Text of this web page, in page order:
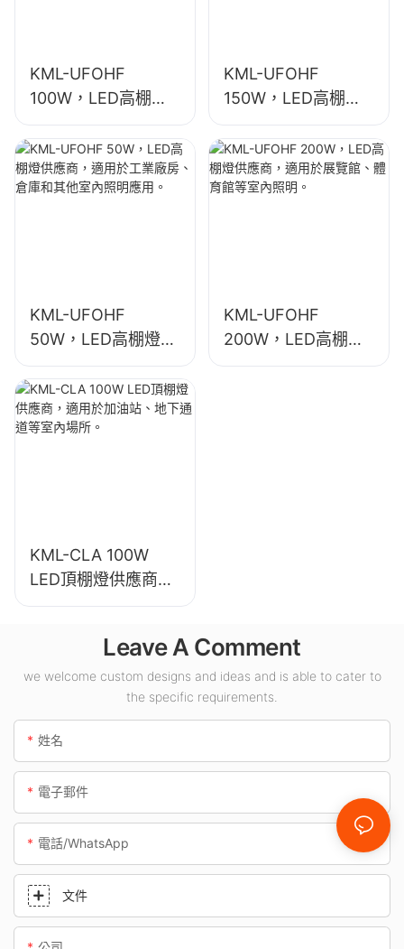
KML-UFOHF
100W，LED高棚燈
供應商，適用於工業
廠房、倉庫和其他室
內照明應用。
KML-UFOHF
150W，LED高棚燈
供應商，適用於工業
廠房、體育館等室內
照明。
KML-UFOHF
50W，LED高棚燈供
應商，適用於工業廠
房、倉庫和其他室內
照明應用。
KML-UFOHF
200W，LED高棚燈
供應商，適用於展覽
KML-CLA 100W
LED頂棚燈供應商，
適用於加油站、地下
Leave A Comment
we welcome custom designs and ideas and is able to cater to
the specific requirements.
姓名
電子郵件
電話/WhatsApp
文件